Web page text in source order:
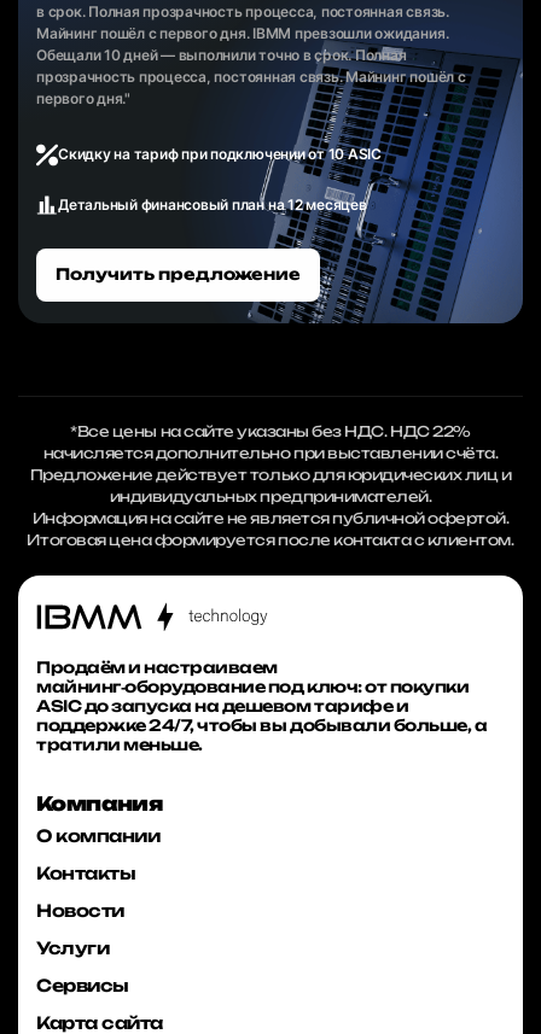
в срок. Полная прозрачность процесса, постоянная связь.
Майнинг пошёл с первого дня. IBMM превзошли ожидания.
Обещали 10 дней — выполнили точно в срок. Полная
прозрачность процесса, постоянная связь. Майнинг пошёл с
первого дня."
Скидку на тариф при подключении от 10 ASIC
Детальный финансовый план на 12 месяцев
Получить предложение
*Все цены на сайте указаны без НДС. НДС 22%
начисляется дополнительно при выставлении счёта.
Предложение действует только для юридических лиц и
индивидуальных предпринимателей.
Информация на сайте не является публичной офертой.
Итоговая цена формируется после контакта с клиентом.
Продаём и настраиваем
майнинг‑оборудование под ключ: от покупки
ASIC до запуска на дешевом тарифе и
поддержке 24/7, чтобы вы добывали больше, а
тратили меньше.
Компания
О компании
Контакты
Новости
Услуги
Сервисы
Карта сайта